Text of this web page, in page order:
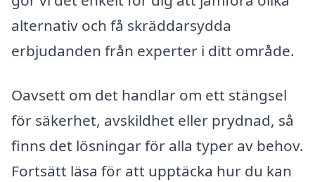
alternativ och få skräddarsydda
erbjudanden från experter i ditt område.
Oavsett om det handlar om ett stängsel
för säkerhet, avskildhet eller prydnad, så
finns det lösningar för alla typer av behov.
Fortsätt läsa för att upptäcka hur du kan